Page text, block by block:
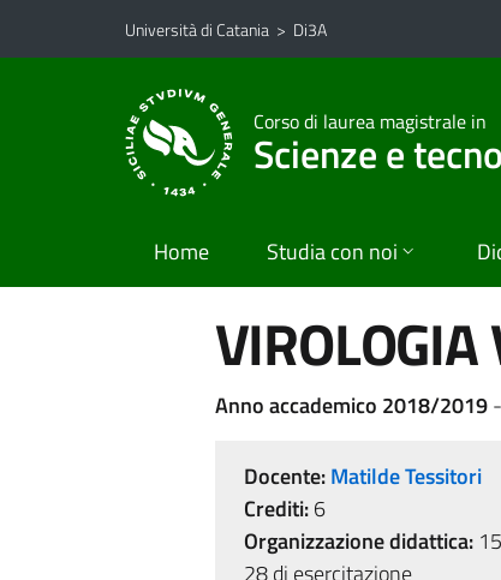
Vai al contenuto principale
Vai al menu di navigazione
Università di Catania > Di3A
Corso di laurea magistrale in
Scienze e
Home Studia con noi
VIROLOGIA
Anno accademico 2018/2019-
Docente:Matilde Tessitori
Crediti:6
Organizzazione didattica:
28 di esercitazione